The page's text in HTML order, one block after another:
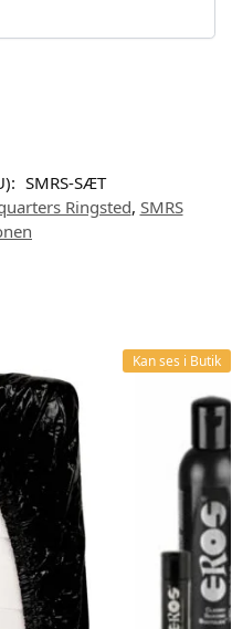
SMRS-SÆT
Ringsted, SMRS
Kan ses i Butik